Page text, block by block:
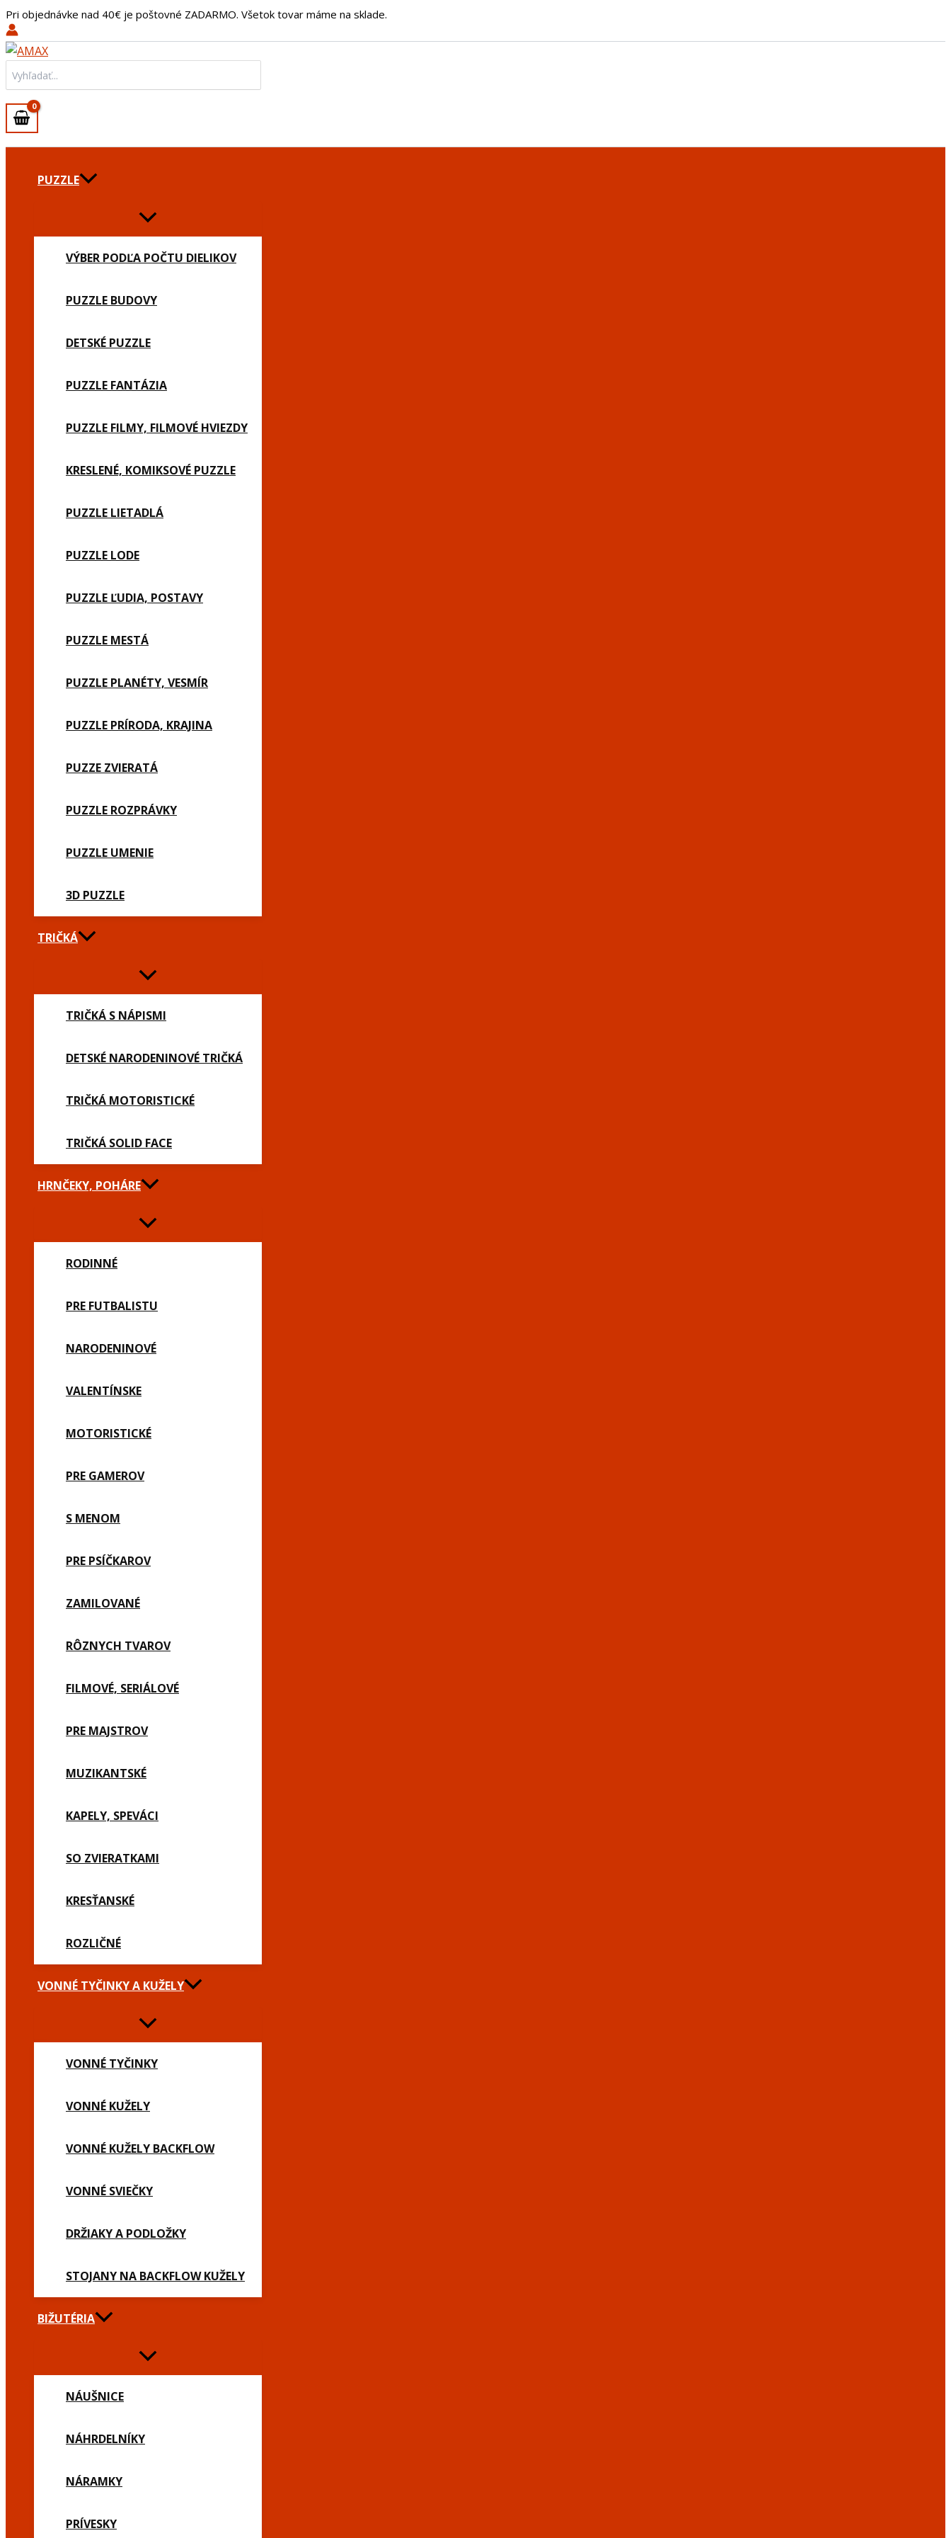
Preskočiť
na
obsah
Pri objednávke nad 40€ je poštovné ZADARMO. Všetok tovar máme na sklade.
for:
PUZZLE
VÝBER PODĽA POČTU DIELIKOV
PUZZLE BUDOVY
DETSKÉ PUZZLE
PUZZLE FANTÁZIA
PUZZLE FILMY, FILMOVÉ HVIEZDY
KRESLENÉ, KOMIKSOVÉ PUZZLE
PUZZLE LIETADLÁ
PUZZLE LODE
PUZZLE ĽUDIA, POSTAVY
PUZZLE MESTÁ
PUZZLE PLANÉTY, VESMÍR
PUZZLE PRÍRODA, KRAJINA
PUZZE ZVIERATÁ
PUZZLE ROZPRÁVKY
PUZZLE UMENIE
3D PUZZLE
TRIČKÁ
TRIČKÁ S NÁPISMI
DETSKÉ NARODENINOVÉ TRIČKÁ
TRIČKÁ MOTORISTICKÉ
TRIČKÁ SOLID FACE
HRNČEKY, POHÁRE
RODINNÉ
PRE FUTBALISTU
NARODENINOVÉ
VALENTÍNSKE
MOTORISTICKÉ
PRE GAMEROV
S MENOM
PRE PSÍČKAROV
ZAMILOVANÉ
RÔZNYCH TVAROV
FILMOVÉ, SERIÁLOVÉ
PRE MAJSTROV
MUZIKANTSKÉ
KAPELY, SPEVÁCI
SO ZVIERATKAMI
KRESŤANSKÉ
ROZLIČNÉ
VONNÉ TYČINKY A KUŽELY
VONNÉ TYČINKY
VONNÉ KUŽELY
VONNÉ KUŽELY BACKFLOW
VONNÉ SVIEČKY
DRŽIAKY A PODLOŽKY
STOJANY NA BACKFLOW KUŽELY
BIŽUTÉRIA
NÁUŠNICE
NÁHRDELNÍKY
NÁRAMKY
PRÍVESKY
Tričko
Znamenie
Ryby
(Pisces)
Pánske/M
Main
Menu